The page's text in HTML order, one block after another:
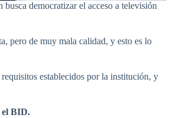
democratizar el acceso a televisión
pero de muy mala calidad, y esto es lo
establecidos por la institución, y
el BID.